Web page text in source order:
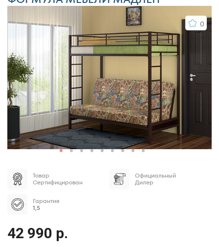
0
Товар
Сертифицирован
Официальный
Дилер
Гарантия
1,5
42 990 р.